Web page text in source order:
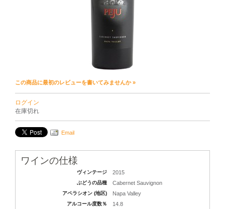
この商品に最初のレビューを書いてみませんか »
ログイン
在庫切れ
Email
ワインの仕様
ヴィンテージ 2015
ぶどうの品種 Cabernet Sauvignon
アペラシオン (地区) Napa Valley
アルコール度数％ 14.8